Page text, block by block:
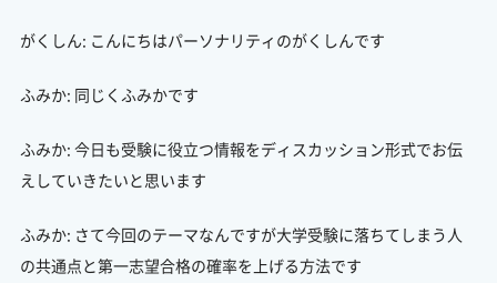
がくしん: こんにちはパーソナリティのがくしんです
ふみか: 同じくふみかです
ふみか: 今日も受験に役立つ情報をディスカッション形式でお伝
えしていきたいと思います
ふみか: さて今回のテーマなんですが大学受験に落ちてしまう人
の共通点と第一志望合格の確率を上げる方法です